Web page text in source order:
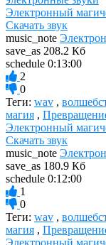
Электронный
Скачать звук
music_note
save_as 208.2 Кб
schedule 0:13:00
2
0
Теги: wav ,
магия ,
Электронный
Скачать звук
music_note
save_as 180.9 Кб
schedule 0:12:00
1
0
Теги: wav ,
магия ,